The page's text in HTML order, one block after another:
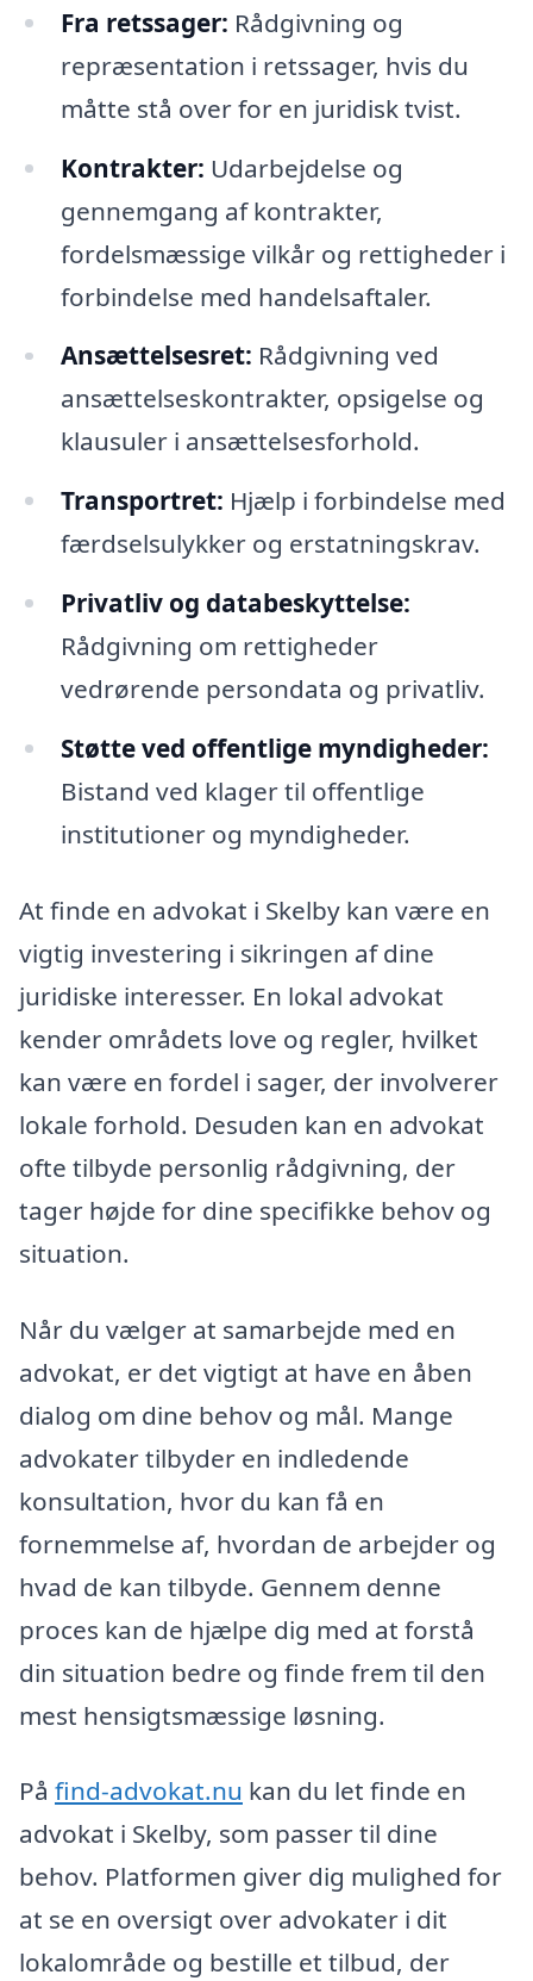
Fra retssager: Rådgivning og
repræsentation i retssager, hvis du
måtte stå over for en juridisk tvist.
Kontrakter: Udarbejdelse og
gennemgang af kontrakter,
fordelsmæssige vilkår og rettigheder i
forbindelse med handelsaftaler.
Ansættelsesret: Rådgivning ved
ansættelseskontrakter, opsigelse og
klausuler i ansættelsesforhold.
Transportret: Hjælp i forbindelse med
færdselsulykker og erstatningskrav.
Privatliv og databeskyttelse:
Rådgivning om rettigheder
vedrørende persondata og privatliv.
Støtte ved offentlige myndigheder:
Bistand ved klager til offentlige
institutioner og myndigheder.
At finde en advokat i Skelby kan være en
vigtig investering i sikringen af dine
juridiske interesser. En lokal advokat
kender områdets love og regler, hvilket
kan være en fordel i sager, der involverer
lokale forhold. Desuden kan en advokat
ofte tilbyde personlig rådgivning, der
tager højde for dine specifikke behov og
situation.
Når du vælger at samarbejde med en
advokat, er det vigtigt at have en åben
dialog om dine behov og mål. Mange
advokater tilbyder en indledende
konsultation, hvor du kan få en
fornemmelse af, hvordan de arbejder og
hvad de kan tilbyde. Gennem denne
proces kan de hjælpe dig med at forstå
din situation bedre og finde frem til den
mest hensigtsmæssige løsning.
På find-advokat.nu kan du let finde en
advokat i Skelby, som passer til dine
behov. Platformen giver dig mulighed for
at se en oversigt over advokater i dit
lokalområde og bestille et tilbud, der